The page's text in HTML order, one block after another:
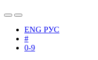
ENG РУС
#
0-9